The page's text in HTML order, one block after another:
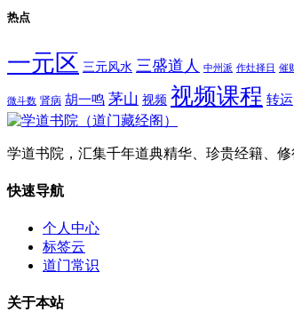
热点
一元区 三元风水 三盛道人 中州派 作灶择日 催
微斗数 肾病 胡一鸣 茅山 视频 视频课程 转运
学道书院，汇集千年道典精华、珍贵经籍、
快速导航
个人中心
标签云
道门常识
关于本站